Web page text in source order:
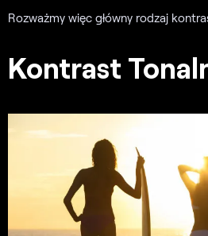
Rozważmy więc główny rodzaj
Kontrast